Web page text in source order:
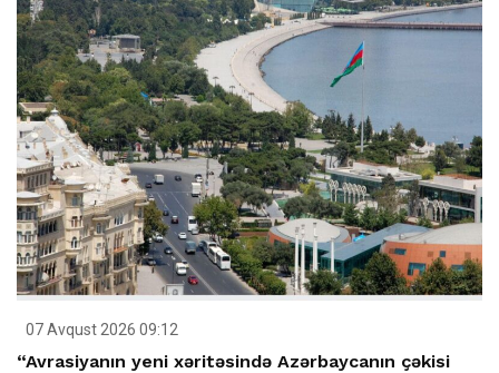
07 Avqust 2026 09:12
“Avrasiyanın yeni xəritəsində Azərbaycanın çəkisi